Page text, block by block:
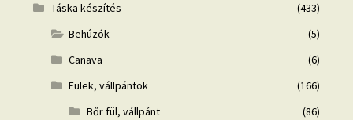
Táska készítés
(433)
Behúzók
(5)
Canava
(6)
Fülek, vállpántok
(166)
Bőr fül, vállpánt
(86)